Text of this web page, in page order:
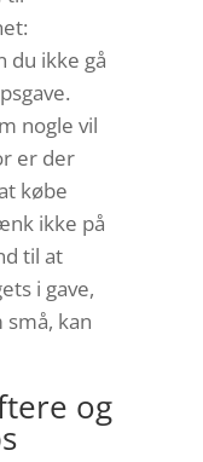
du ikke gå
nogle vil
er der
købe
ikke på
til at
i gave,
kan
og